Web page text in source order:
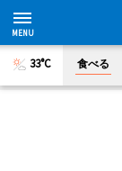
33°C 食べる